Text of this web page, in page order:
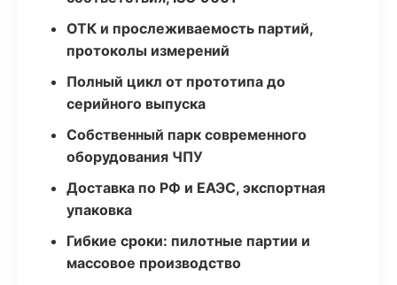
ОТК и прослеживаемость партий,
протоколы измерений
Полный цикл от прототипа до
серийного выпуска
Собственный парк современного
оборудования ЧПУ
Доставка по РФ и ЕАЭС, экспортная
упаковка
Гибкие сроки: пилотные партии и
массовое производство